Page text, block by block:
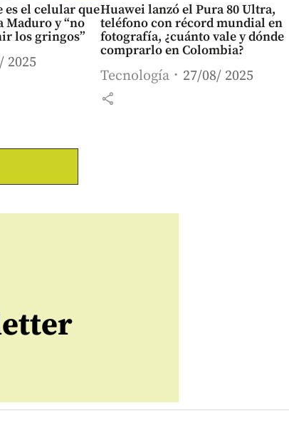
es el celular que
Maduro y “no
los gringos”
2025
Huawei lanzó el Pura 80 Ultra,
teléfono con récord mundial en
fotografía, ¿cuánto vale y dónde
comprarlo en Colombia?
Tecnología 27/08/ 2025
share